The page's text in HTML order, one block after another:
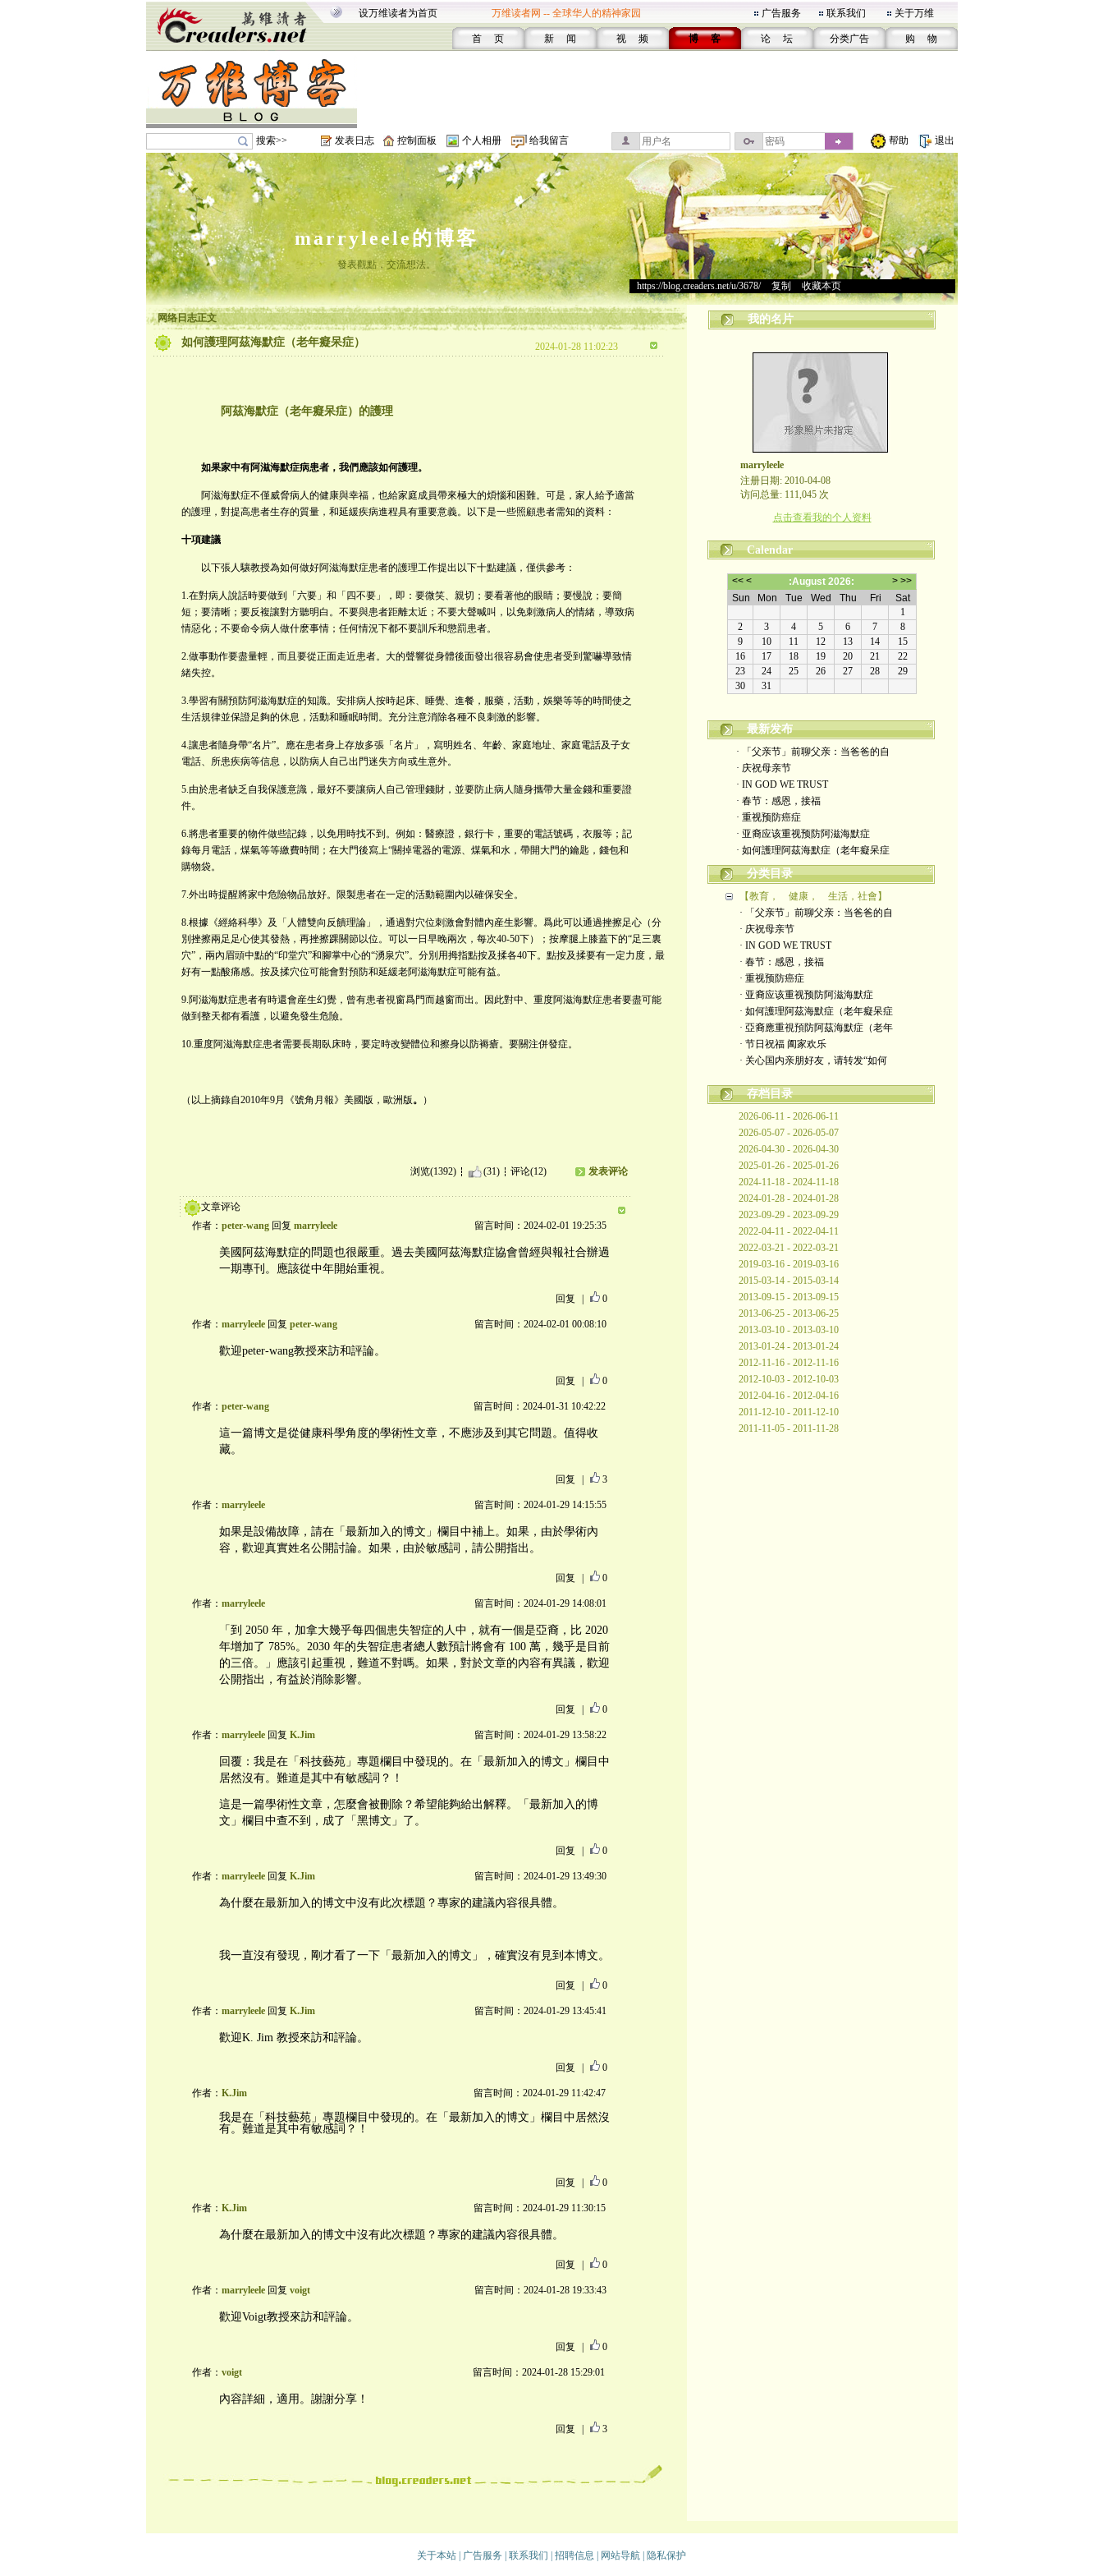
设万维读者为首页 万维读者网 -- 全球华人的精神家园 广告服务 联系我们 关于万维
首 页 新 闻 视 频 博 客 论 坛 分类广告 购 物
搜索>> 发表日志 控制面板 个人相册 给我留言 帮助 退出
marryleele的博客
發表觀點，交流想法。
https://blog.creaders.net/u/3678/> 复制 收藏本页
网络日志正文
如何護理阿茲海默症（老年癡呆症） 2024-01-28 11:02:23
阿茲海默症（老年癡呆症）的護理
如果家中有阿滋海默症病患者，我們應該如何護理。
阿滋海默症不僅威脅病人的健康與幸福，也給家庭成員帶來極大的煩惱和困難。可是，家人給予適當
的護理，對提高患者生存的質量，和延緩疾病進程具有重要意義。以下是一些照顧患者需知的資料：
十項建議
以下張人驤教授為如何做好阿滋海默症患者的護理工作提出以下十點建議，僅供參考：
1.在對病人說話時要做到「六要」和「四不要」，即：要微笑、親切；要看著他的眼睛；要慢說；要簡
短；要清晰；要反複讓對方聽明白。 不要與患者距離太近；不要大聲喊叫，以免刺激病人的情緒，導致病
情惡化；不要命令病人做什麽事情；任何情況下都不要訓斥和懲罰患者。
2.做事動作要盡量輕，而且要從正面走近患者。 大的聲響從身體後面發出很容易會使患者受到驚嚇導致情
緒失控。
3.學習有關預防阿滋海默症的知識。 安排病人按時起床、睡覺、進餐，服藥，活動，娛樂等等的時間使之
生活規律並保證足夠的休息，活動和睡眠時間。充分注意消除各種不良刺激的影響。
4.讓患者隨身帶“名片”。應在患者身上存放多張「名片」，寫明姓名、年齡、家庭地址、家庭電話及子女
電話、所患疾病等信息，以防病人自己出門迷失方向或生意外。
5.由於患者缺乏自我保護意識，最好不要讓病人自己管理錢財，並要防止病人隨身攜帶大量金錢和重要證
件。
6.將患者重要的物件做些記錄，以免用時找不到。例如：醫療證，銀行卡，重要的電話號碼，衣服等；記
錄每月電話，煤氣等等繳費時間；在大門後寫上“關掉電器的電源、煤氣和水，帶開大門的鑰匙，錢包和
購物袋。
7.外出時提醒將家中危險物品放好。限製患者在一定的活動範圍內以確保安全。
8.根據《經絡科學》及「人體雙向反饋理論」，通過對穴位刺激會對體內産生影響。 爲此可以通過挫擦足心（分
別挫擦兩足足心使其發熱，再挫擦踝關節以位。 可以一日早晚兩次，每次40-50下）；按摩腿上膝蓋下的“足三裏
穴”，兩內眉頭中點的“印堂穴”和腳掌中心的“湧泉穴”。 分別用拇指點按及揉各40下。點按及揉要有一定力度，最
好有一點酸痛感。 按及揉穴位可能會對預防和延緩老阿滋海默症可能有益。
9.阿滋海默症患者有時還會産生幻覺，曾有患者視窗爲門而越窗而出。因此對中、重度阿滋海默症患者要盡可能
做到整天都有看護，以避免發生危險。
10.重度阿滋海默症患者需要長期臥床時，要定時改變體位和擦身以防褥瘡。要關注併發症。
（以上摘錄自2010年9月《號角月報》美國版，歐洲版。 ）
浏览(1392) (31) 评论(12) 发表评论
文章评论
作者： peter-wang回复 marryleele 留言时间：2024-02-01 19:25:35
美國阿茲海默症的問題也很嚴重。過去美國阿茲海默症協會曾經與報社合辦過
一期專刊。應該從中年開始重視。
回复 0
作者： marryleele回复 peter-wang 留言时间：2024-02-01 00:08:10
歡迎peter-wang教授來訪和評論。
回复 0
作者： peter-wang 留言时间：2024-01-31 10:42:22
這一篇博文是從健康科學角度的學術性文章，不應涉及到其它問題。值得收
藏。
回复 3
作者： marryleele 留言时间：2024-01-29 14:15:55
如果是設備故障，請在「最新加入的博文」欄目中補上。如果，由於學術內
容，歡迎真實姓名公開討論。如果，由於敏感詞，請公開指出。
回复 0
作者： marryleele 留言时间：2024-01-29 14:08:01
「到 2050 年，加拿大幾乎每四個患失智症的人中，就有一個是亞裔，比 2020
年增加了 785%。2030 年的失智症患者總人數預計將會有 100 萬，幾乎是目前
的三倍。」應該引起重視，難道不對嗎。如果，對於文章的內容有異議，歡迎
公開指出，有益於消除影響。
回复 0
作者： marryleele回复 K.Jim 留言时间：2024-01-29 13:58:22
回覆：我是在「科技藝苑」專題欄目中發現的。在「最新加入的博文」欄目中
居然沒有。難道是其中有敏感詞？！
這是一篇學術性文章，怎麼會被刪除？希望能夠給出解釋。「最新加入的博
文」欄目中查不到，成了「黑博文」了。
回复 0
作者： marryleele回复 K.Jim 留言时间：2024-01-29 13:49:30
為什麼在最新加入的博文中沒有此次標題？專家的建議內容很具體。
我一直沒有發現，剛才看了一下「最新加入的博文」，確實沒有見到本博文。
回复 0
作者： marryleele回复 K.Jim 留言时间：2024-01-29 13:45:41
歡迎K. Jim 教授來訪和評論。
回复 0
作者： K.Jim 留言时间：2024-01-29 11:42:47
我是在「科技藝苑」專題欄目中發現的。在「最新加入的博文」欄目中居然沒
有。難道是其中有敏感詞？！
回复 0
作者： K.Jim 留言时间：2024-01-29 11:30:15
為什麼在最新加入的博文中沒有此次標題？專家的建議內容很具體。
回复 0
作者： marryleele回复 voigt 留言时间：2024-01-28 19:33:43
歡迎Voigt教授來訪和評論。
回复 0
作者： voigt 留言时间：2024-01-28 15:29:01
內容詳細，適用。謝謝分享！
回复 3
我的名片
marryleele
注册日期: 2010-04-08
访问总量: 111,045 次
点击查看我的个人资料
Calendar
最新发布
· 「父亲节」前聊父亲：当爸爸的自
· 庆祝母亲节
· IN GOD WE TRUST
· 春节：感恩，接福
· 重视预防癌症
· 亚裔应该重视预防阿滋海默症
· 如何護理阿茲海默症（老年癡呆症
分类目录
【教育， 健康， 生活，社會】
· 「父亲节」前聊父亲：当爸爸的自
· 庆祝母亲节
· IN GOD WE TRUST
· 春节：感恩，接福
· 重视预防癌症
· 亚裔应该重视预防阿滋海默症
· 如何護理阿茲海默症（老年癡呆症
· 亞裔應重視預防阿茲海默症（老年
· 节日祝福 阖家欢乐
· 关心国内亲朋好友，请转发“如何
存档目录
2026-06-11 - 2026-06-11
2026-05-07 - 2026-05-07
2026-04-30 - 2026-04-30
2025-01-26 - 2025-01-26
2024-11-18 - 2024-11-18
2024-01-28 - 2024-01-28
2023-09-29 - 2023-09-29
2022-04-11 - 2022-04-11
2022-03-21 - 2022-03-21
2019-03-16 - 2019-03-16
2015-03-14 - 2015-03-14
2013-09-15 - 2013-09-15
2013-06-25 - 2013-06-25
2013-03-10 - 2013-03-10
2013-01-24 - 2013-01-24
2012-11-16 - 2012-11-16
2012-10-03 - 2012-10-03
2012-04-16 - 2012-04-16
2011-12-10 - 2011-12-10
2011-11-05 - 2011-11-28
关于本站 广告服务 联系我们 招聘信息 网站导航 隐私保护